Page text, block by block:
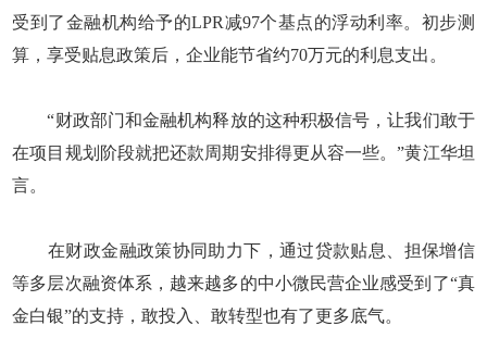
受到了金融机构给予的LPR减97个基点的浮动利率。初步测
算，享受贴息政策后，企业能节省约70万元的利息支出。
“财政部门和金融机构释放的这种积极信号，让我们敢于
在项目规划阶段就把还款周期安排得更从容一些。”黄江华坦
言。
在财政金融政策协同助力下，通过贷款贴息、担保增信
等多层次融资体系，越来越多的中小微民营企业感受到了“真
金白银”的支持，敢投入、敢转型也有了更多底气。